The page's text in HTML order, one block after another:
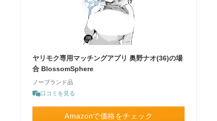
ヤリモク専用マッチングアプリ 奥野ナオ(36)の場
合 BlossomSphere
ノーブランド品
口コミを見る
Amazonで価格をチェック